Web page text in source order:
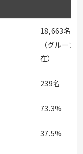
18,663名
（グループ
在）
239名
73.3%
37.5%